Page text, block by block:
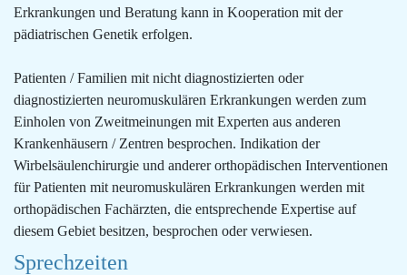
Erkrankungen und Beratung kann in Kooperation mit der
pädiatrischen Genetik erfolgen.
Patienten / Familien mit nicht diagnostizierten oder
diagnostizierten neuromuskulären Erkrankungen werden zum
Einholen von Zweitmeinungen mit Experten aus anderen
Krankenhäusern / Zentren besprochen. Indikation der
Wirbelsäulenchirurgie und anderer orthopädischen Interventionen
für Patienten mit neuromuskulären Erkrankungen werden mit
orthopädischen Fachärzten, die entsprechende Expertise auf
diesem Gebiet besitzen, besprochen oder verwiesen.
Sprechzeiten